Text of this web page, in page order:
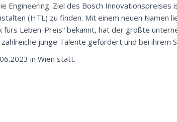
Engineering. Ziel des Bosch Innovationspreises
(HTL) zu finden. Mit einem neuen Namen
fürs Leben-Preis“ bekannt, hat der größte
junge Talente gefördert und bei
in Wien statt.